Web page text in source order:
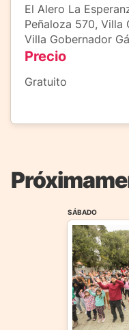
El Alero La
Peñaloza 570, Villa
Villa Gobernador
Precio
Gratuito
SÁBADO